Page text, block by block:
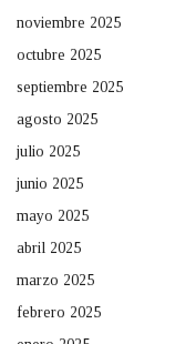
noviembre 2025
octubre 2025
septiembre 2025
agosto 2025
julio 2025
junio 2025
mayo 2025
abril 2025
marzo 2025
febrero 2025